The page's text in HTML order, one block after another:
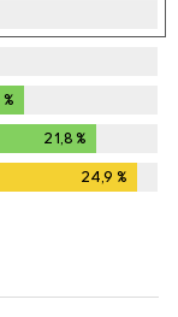
%
21,8 %
24,9 %